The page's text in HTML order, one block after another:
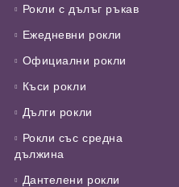
Рокли с дълъг ръкав
Ежедневни рокли
Официални рокли
Къси рокли
Дълги рокли
Рокли със средна
дължина
Дантелени рокли